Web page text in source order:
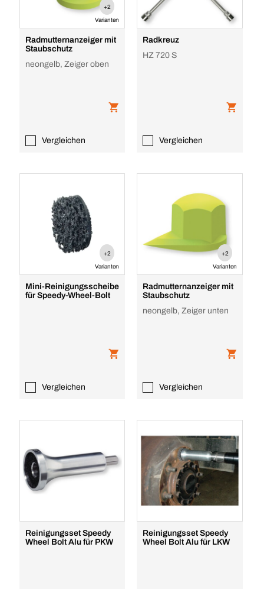
+2
Varianten
Radmutternanzeiger mit
Staubschutz
neongelb, Zeiger oben
Vergleichen
Radkreuz
HZ 720 S
Vergleichen
+2
Varianten
Mini-Reinigungsscheibe
für Speedy-Wheel-Bolt
Vergleichen
+2
Varianten
Radmutternanzeiger mit
Staubschutz
neongelb, Zeiger unten
Vergleichen
Reinigungsset Speedy
Wheel Bolt Alu für PKW
Reinigungsset Speedy
Wheel Bolt Alu für LKW